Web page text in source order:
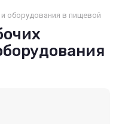
оборудования в пищевой